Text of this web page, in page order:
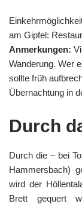
am Gipfel:
Anmerkungen:
Wanderung. Wer
sollte früh
Übernachtung in
Durch
Durch die – bei
Hammersbach)
wird der
Brett gequert